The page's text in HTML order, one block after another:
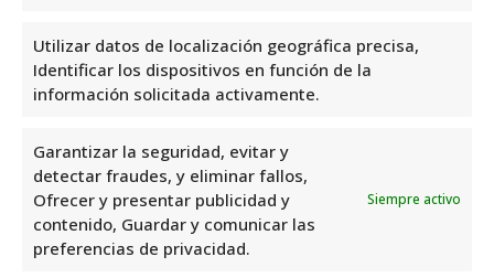
Utilizar datos de localización geográfica precisa,
Identificar los dispositivos en función de la
información solicitada activamente.
Garantizar la seguridad, evitar y
detectar fraudes, y eliminar fallos,
Ofrecer y presentar publicidad y
contenido, Guardar y comunicar las
preferencias de privacidad.
Siempre activo
Thalasia Costa De Murcia